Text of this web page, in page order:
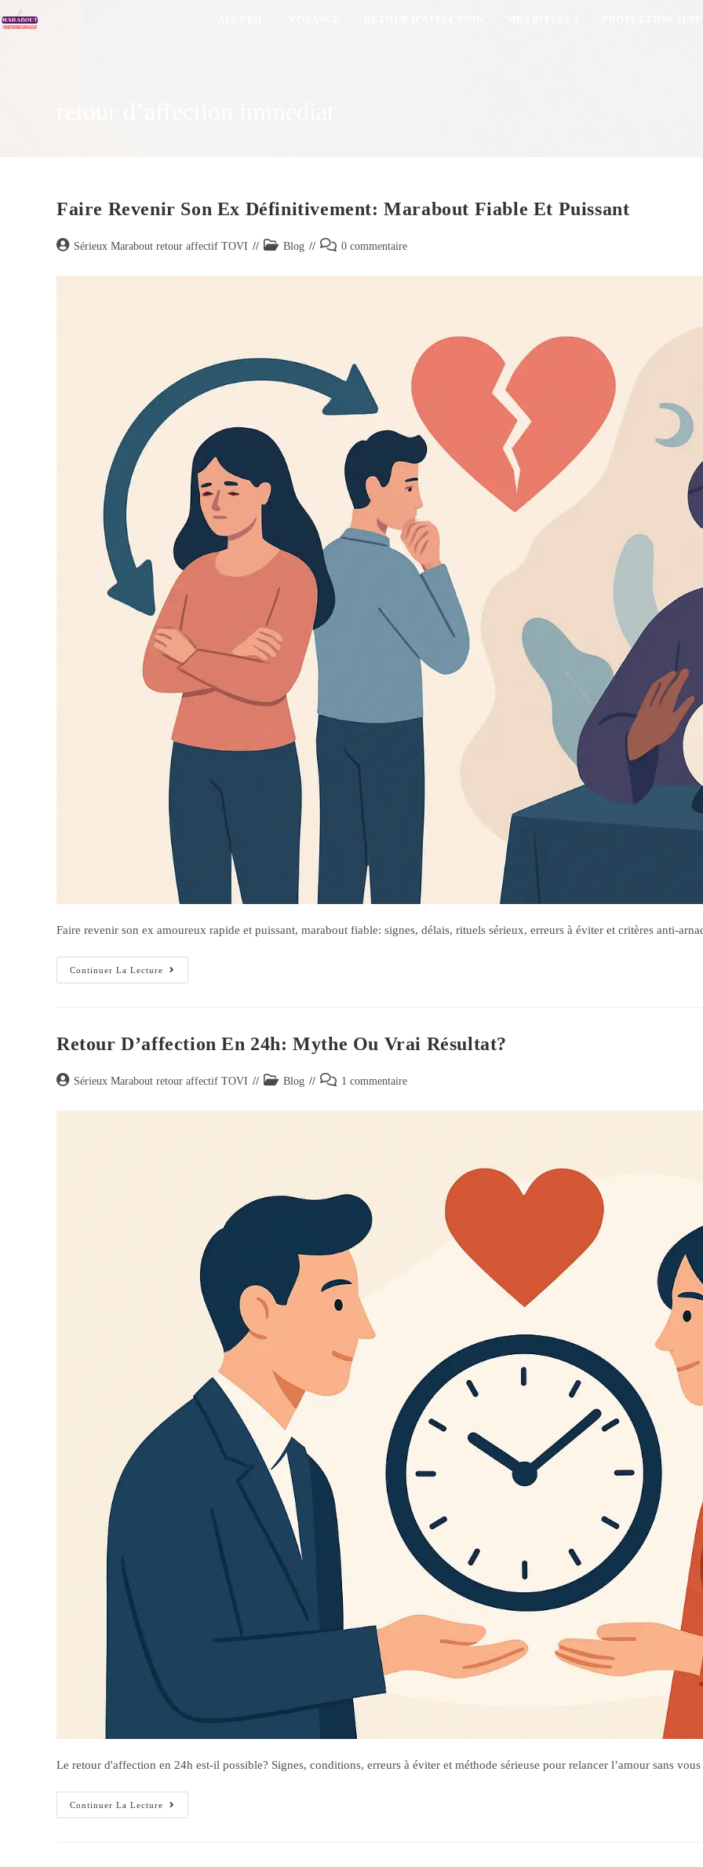
Faire Revenir Son Ex Définitivement: Marabout Fiable Et Puissant
Sérieux Marabout retour affectif TOVI Blog 0 commentaire
Faire revenir son ex amoureux rapide et puissant, marabout fiable: signes, délais, rituels sérieux, erreurs à éviter et critères anti-
Continuer La Lecture
Retour D’affection En 24h: Mythe Ou Vrai Résultat?
Sérieux Marabout retour affectif TOVI Blog 1 commentaire
Le retour d'affection en 24h est-il possible? Signes, conditions, erreurs à éviter et méthode sérieuse pour relancer l’amour sans
Continuer La Lecture